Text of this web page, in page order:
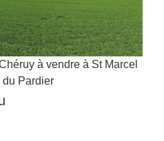
à vendre à St Marcel
du Pardier